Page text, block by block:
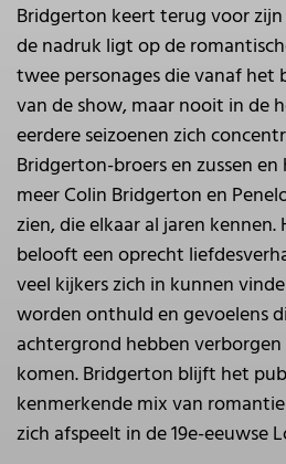
Bridgerton keert terug voor
de nadruk ligt op de
twee personages die vanaf het
van de show, maar nooit in de
eerdere seizoenen zich
Bridgerton-broers en zussen
meer Colin Bridgerton en
zien, die elkaar al jaren
belooft een oprecht
veel kijkers zich in kunnen
worden onthuld en gevoelens
achtergrond hebben
komen. Bridgerton blijft het
kenmerkende mix van
zich afspeelt in de 19e-eeuwse